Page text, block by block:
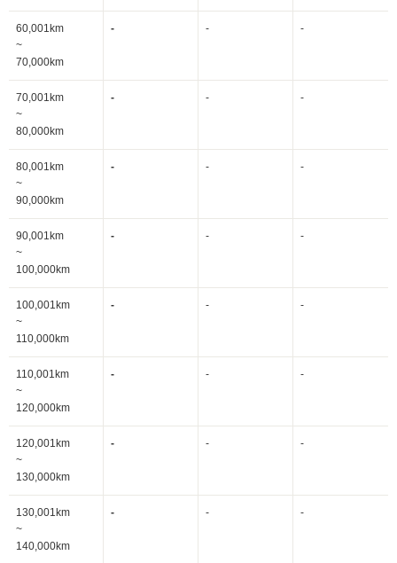
60,001km
~
70,000km
- - -
70,001km
~
80,000km
- - -
80,001km
~
90,000km
- - -
90,001km
~
100,000km
- - -
100,001km
~
110,000km
- - -
110,001km
~
120,000km
- - -
120,001km
~
130,000km
- - -
130,001km
~
140,000km
- - -